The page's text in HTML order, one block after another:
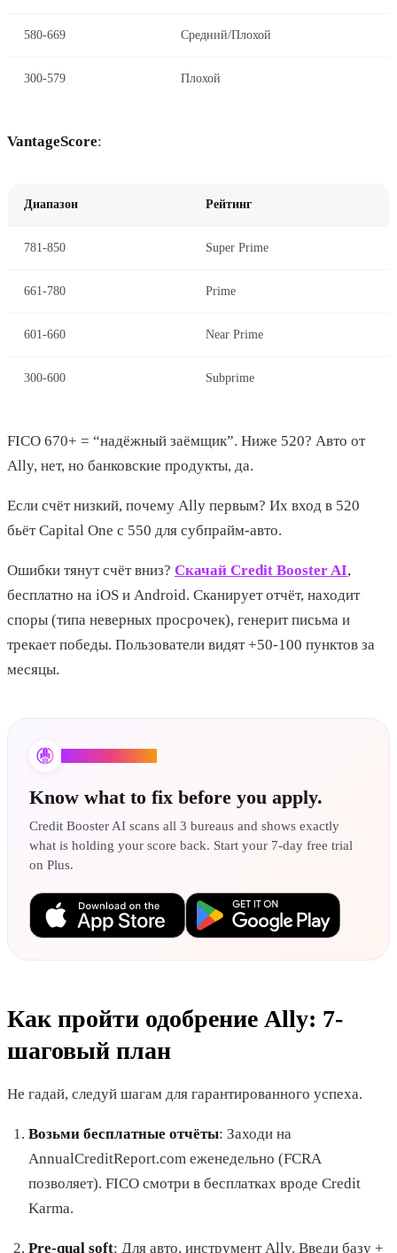
580-669 Средний/Плохой
300-579 Плохой
VantageScore:
Диапазон Рейтинг
781-850 Super Prime
661-780 Prime
601-660 Near Prime
300-600 Subprime
FICO 670+ = “надёжный заёмщик”. Ниже 520? Авто от
Ally, нет, но банковские продукты, да.
Если счёт низкий, почему Ally первым? Их вход в 520
бьёт Capital One с 550 для субпрайм-авто.
Ошибки тянут счёт вниз? Скачай Credit Booster AI,
бесплатно на iOS и Android. Сканирует отчёт, находит
споры (типа неверных просрочек), генерит письма и
трекает победы. Пользователи видят +50-100 пунктов за
месяцы.
Know what to fix before you apply.
Credit Booster AI scans all 3 bureaus and shows exactly
what is holding your score back. Start your 7-day free trial
on Plus.
Как пройти одобрение Ally: 7-
шаговый план
Не гадай, следуй шагам для гарантированного успеха.
Возьми бесплатные отчёты: Заходи на
AnnualCreditReport.com еженедельно (FCRA
позволяет). FICO смотри в бесплатках вроде Credit
Karma.
Pre-qual soft: Для авто, инструмент Ally. Введи базу +